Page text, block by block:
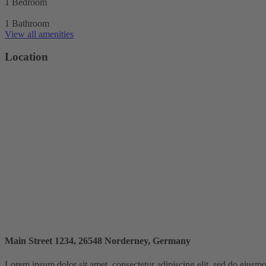
1 Bathroom
View all amenities
Location
Main Street 1234, 26548 Norderney, Germany